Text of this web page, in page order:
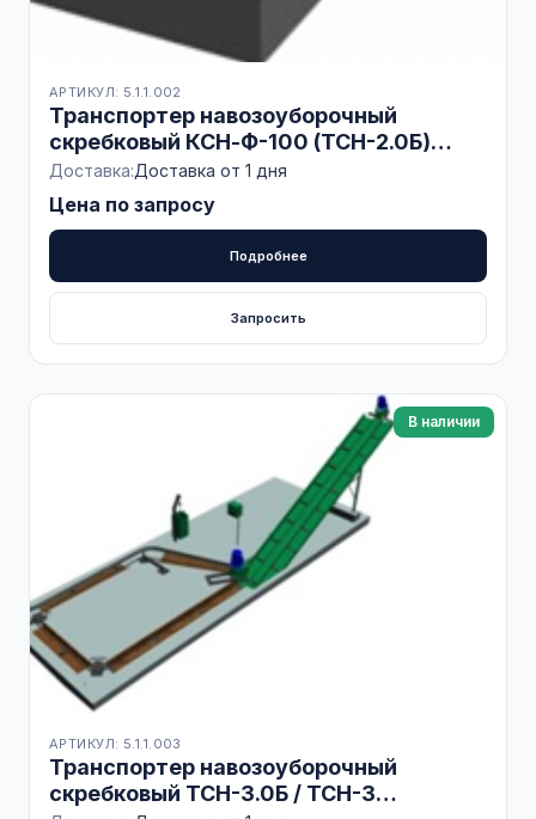
АРТИКУЛ: 5.1.1.002
Транспортер навозоуборочный
скребковый КСН-Ф-100 (ТСН-2.0Б)
Привязное содержание
Доставка:Доставка от 1 дня
Цена по запросу
Подробнее
Запросить
В наличии
АРТИКУЛ: 5.1.1.003
Транспортер навозоуборочный
скребковый ТСН-3.0Б / ТСН-3